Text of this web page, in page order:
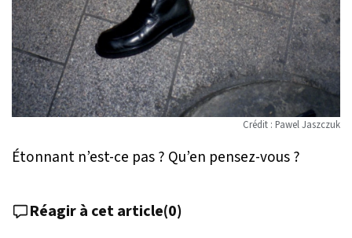
Crédit : Pawel Jaszczuk
Étonnant n’est-ce pas ? Qu’en pensez-vous ?
Réagir à cet article(0)